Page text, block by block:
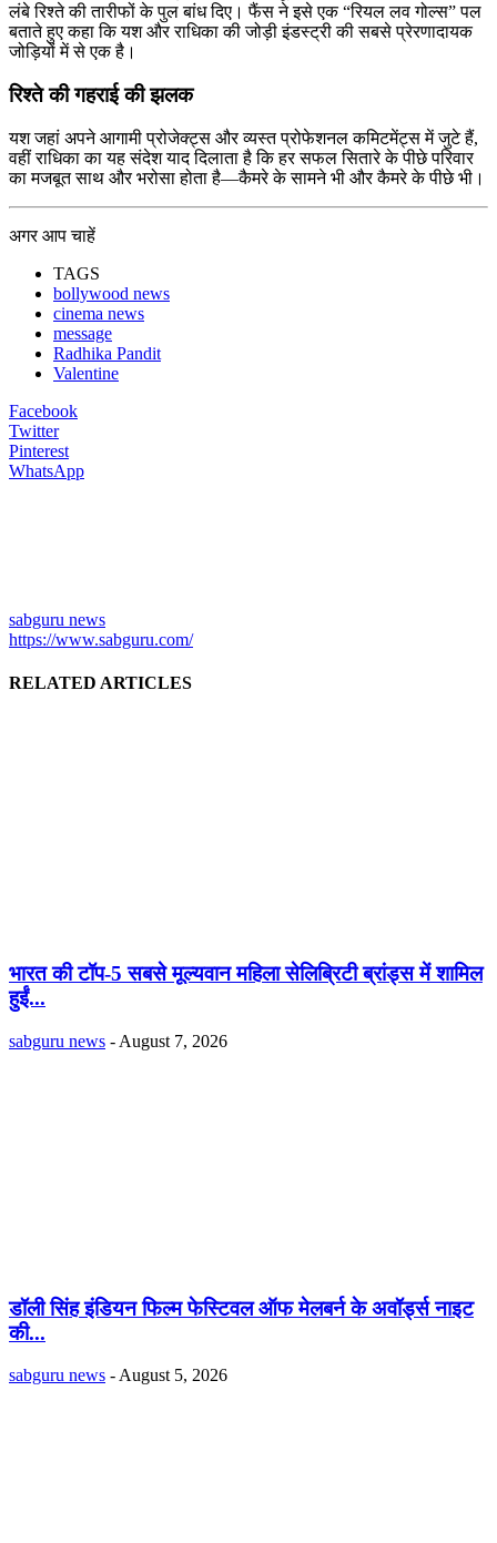
लंबे रिश्ते की तारीफों के पुल बांध दिए। फैंस ने इसे एक “रियल लव गोल्स” पल
बताते हुए कहा कि यश और राधिका की जोड़ी इंडस्ट्री की सबसे प्रेरणादायक
जोड़ियों में से एक है।
रिश्ते की गहराई की झलक
यश जहां अपने आगामी प्रोजेक्ट्स और व्यस्त प्रोफेशनल कमिटमेंट्स में जुटे हैं,
वहीं राधिका का यह संदेश याद दिलाता है कि हर सफल सितारे के पीछे परिवार
का मजबूत साथ और भरोसा होता है—कैमरे के सामने भी और कैमरे के पीछे भी।
अगर आप चाहें
TAGS
bollywood news
cinema news
message
Radhika Pandit
Valentine
Facebook
Twitter
Pinterest
WhatsApp
sabguru news
https://www.sabguru.com/
RELATED ARTICLES
भारत की टॉप-5 सबसे मूल्यवान महिला सेलिब्रिटी ब्रांड्स में शामिल
हुईं...
sabguru news - August 7, 2026
डॉली सिंह इंडियन फिल्म फेस्टिवल ऑफ मेलबर्न के अवॉर्ड्स नाइट
की...
sabguru news - August 5, 2026